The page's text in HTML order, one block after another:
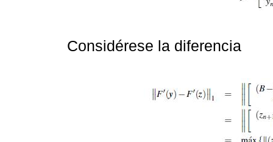
Considérese la diferencia